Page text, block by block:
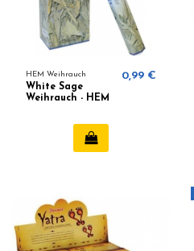
HEM Weihrauch
White Sage
Weihrauch - HEM
0,99 €